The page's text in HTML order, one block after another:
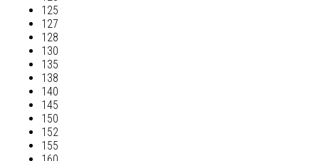
125
127
128
130
135
138
140
145
150
152
155